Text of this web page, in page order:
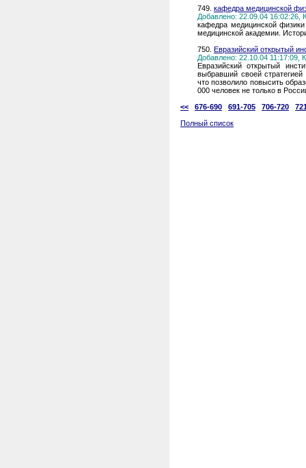
749. кафедра медицинской
Добавлено: 22.09.04 16:02:26,
кафедра медицинской физики
медицинской академии.
750. Евразийский открытый
Добавлено: 22.10.04 11:17:09,
Евразийский открытый
выбравший своей стратегией
что позволило повысить
000 человек не только в
<<
676-690 691-705 706-720
Полный список